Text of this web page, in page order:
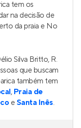
tem os
na decisão de
da praia e No
Silva Britto, R.
que buscam
também tem
, Praia de
e Santa Inês.